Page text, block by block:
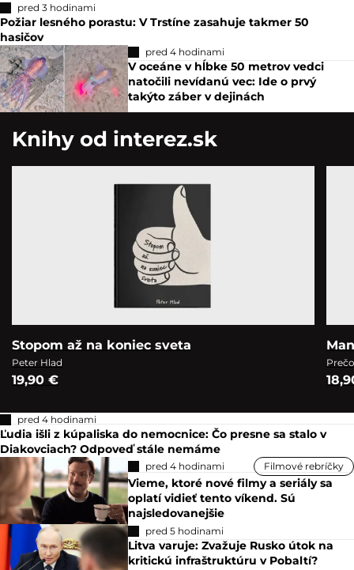
pred 3 hodinami
Požiar lesného porastu: V Trstíne zasahuje takmer 50
hasičov
pred 4 hodinami
V oceáne v hĺbke 50 metrov vedci
natočili nevídanú vec: Ide o prvý
takýto záber v dejinách
Knihy od interez.sk
Stopom až na koniec sveta
Peter Hlad
19,90 €
pred 4 hodinami
Ľudia išli z kúpaliska do nemocnice: Čo presne sa stalo v
Diakovciach? Odpoveď stále nemáme
pred 4 hodinami Filmové rebríčky
Vieme, ktoré nové filmy a seriály sa
oplatí vidieť tento víkend. Sú
najsledovanejšie
pred 5 hodinami
Litva varuje: Zvažuje Rusko útok na
kritickú infraštruktúru v Pobaltí?